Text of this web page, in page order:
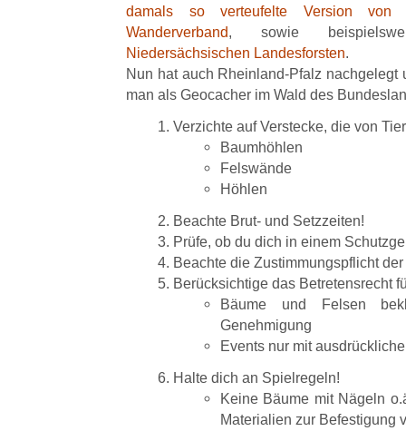
damals so verteufelte Version von
Wanderverband, sowie
Niedersächsischen Landesforsten.
Nun hat auch Rheinland-Pfalz nachgelegt
man als Geocacher im Wald des
Verzichte auf Verstecke, die von
Baumhöhlen
Felswände
Höhlen
Beachte Brut- und Setzzeiten!
Prüfe, ob du dich in einem
Beachte die Zustimmungspflicht
Berücksichtige das Betretensrecht
Bäume und Felsen
Genehmigung
Events nur mit
Halte dich an Spielregeln!
Keine Bäume mit Nägeln
Materialien zur Befestigung